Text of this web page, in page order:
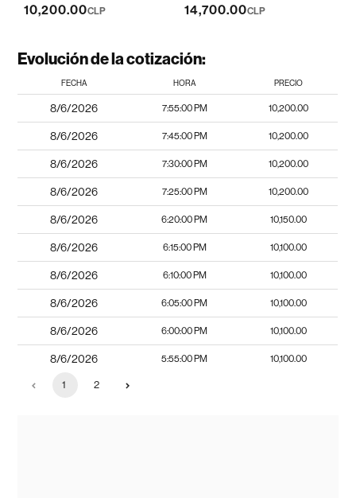
10,200.00CLP
14,700.00CLP
Evolución de la cotización:
FECHA HORA PRECIO
8/6/2026 7:55:00 PM 10,200.00
8/6/2026 7:45:00 PM 10,200.00
8/6/2026 7:30:00 PM 10,200.00
8/6/2026 7:25:00 PM 10,200.00
8/6/2026 6:20:00 PM 10,150.00
8/6/2026 6:15:00 PM 10,100.00
8/6/2026 6:10:00 PM 10,100.00
8/6/2026 6:05:00 PM 10,100.00
8/6/2026 6:00:00 PM 10,100.00
8/6/2026 5:55:00 PM 10,100.00
1 2